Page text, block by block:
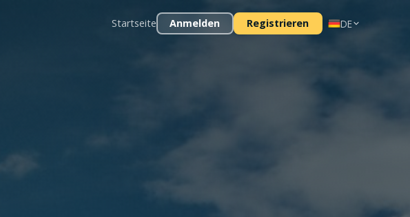
Startseite Anmelden Registrieren DE